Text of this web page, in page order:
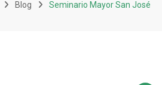
Blog Seminario Mayor San José